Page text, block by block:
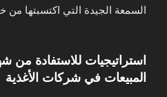
السمعة الجيدة التي اكتسبتها من
المبيعات في شركات الأغذية